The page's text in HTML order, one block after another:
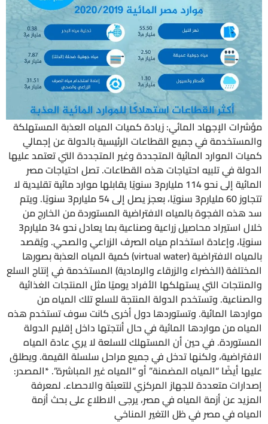
مؤشرات الإجهاد المائي: زيادة كميات المياه العذبة المستهلكة
والمستخدمة في جميع القطاعات الرئيسية بالدولة عن إجمالي
كميات الموارد المائية المتجددة وغير المتجددة التي تعتمد عليها
الدولة في تلبيه احتياجات هذه القطاعات. تصل احتياجات مصر
المائية إلى نحو 114 مليارم3 سنويًا يقابلها موارد مائية تقليدية لا
تتجاوز 60 مليارم3 سنويًا، بعجز يصل إلى 54 مليارم3 سنويًا. ويتم
سد هذه الفجوة بالمياه الافتراضية المستوردة من الخارج من
خلال استيراد محاصيل زراعية وصناعية بما يعادل نحو 34 مليارم3
سنويًا، وإعادة استخدام مياه الصرف الزراعي والصحي. ويُقصد
بالمياه الافتراضية (virtual water) كمية المياه العذبة بصورها
المختلفة (الخضراء والزرقاء والرمادية) المستخدمة في إنتاج السلع
والمنتجات التي يستهلكها الأفراد يوميًا مثل المنتجات الغذائية
والصناعية. وتستخدم الدولة المنتجة للسلع تلك المياه من
مواردها المائية. وتستوردها دول أخرى كانت سوف تستخدم هذه
المياه من مواردها المائية في حال أنتجتها داخل إقليم الدولة
المستوردة. في حين أن المستهلك للسلعة لا يري عادة المياه
الافتراضية، ولكنها تدخل في جميع مراحل سلسلة القيمة. ويطلق
عليها أيضًا “المياه المضمنة” أو “المياه غير المباشرة”. *المصدر:
إصدارات متعددة للجهاز المركزي للتعبئة والاحصاء. لمعرفة
المزيد عن أزمة المياه في مصر، يرجى الاطلاع على بحث أزمة
المياه في مصر في ظل التغير المناخي